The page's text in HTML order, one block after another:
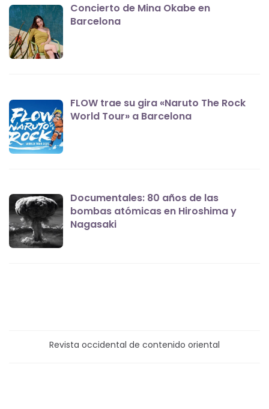
Concierto de Mina Okabe en
Barcelona
FLOW trae su gira «Naruto The Rock
World Tour» a Barcelona
Documentales: 80 años de las
bombas atómicas en Hiroshima y
Nagasaki
Revista occidental de contenido oriental